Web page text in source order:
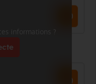
informations ?